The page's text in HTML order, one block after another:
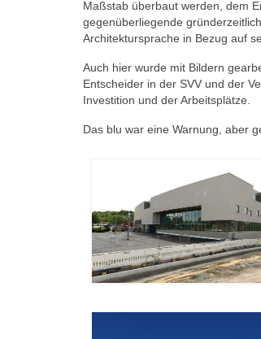
Maßstab überbaut werden, dem
gegenüberliegende
Architektursprache in Bezug auf
Auch hier wurde mit Bildern
Entscheider in der SVV und der
Investition und der Arbeitsplätze.
Das blu war eine Warnung, aber